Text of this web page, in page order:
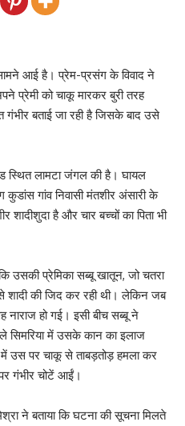
आई है। प्रेम-प्रसंग के विवाद ने
प्रेमी को चाकू मारकर बुरी तरह
बताई जा रही है जिसके बाद उसे
स्थित लामटा जंगल की है। घायल
गांव निवासी मंतशीर अंसारी के
शादीशुदा है और चार बच्चों का पिता भी
उसकी प्रेमिका सब्बू खातून, जो चतरा
शादी की जिद कर रही थी। लेकिन जब
नाराज हो गई। इसी बीच सब्बू ने
सिमरिया में उसके कान का इलाज
उस पर चाकू से ताबड़तोड़ हमला कर
गंभीर चोटें आईं।
ने बताया कि घटना की सूचना मिलते